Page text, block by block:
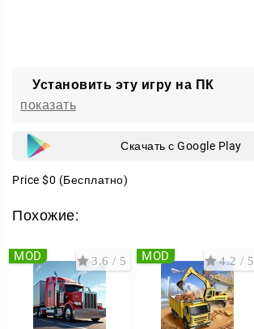
Установить эту игру на ПК
показать
Скачать с Google Play
Price $0 (Бесплатно)
Похожие:
3.6 / 5
MOD 4.2 / 5
MOD